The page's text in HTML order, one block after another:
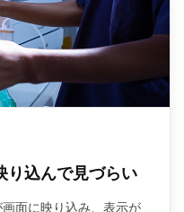
り込んで見づらい
面に映り込み、表示が